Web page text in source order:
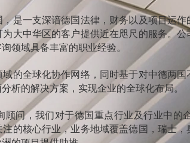
是一支深谙德国法律，财务以及项目运
大中华区的客户提供近在咫尺的服务。
领域具备丰富的职业经验。
的全球化协作网络，同时基于对中德两
析的解决方案，实现企业的全球化布局。
顾问，我们对于德国重点行业及行业中的
的核心行业，业务地域覆盖德国，瑞士